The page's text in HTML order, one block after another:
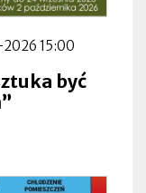
15:00
być